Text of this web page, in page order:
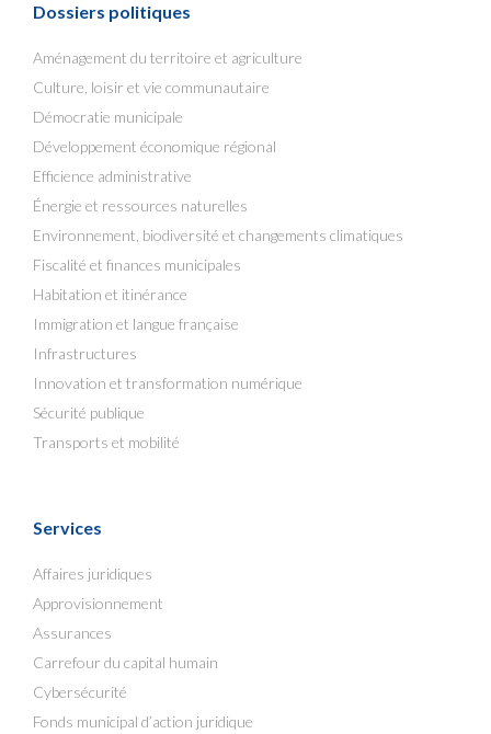
Dossiers politiques
Aménagement du territoire et agriculture
Culture, loisir et vie communautaire
Démocratie municipale
Développement économique régional
Efficience administrative
Énergie et ressources naturelles
Environnement, biodiversité et changements climatiques
Fiscalité et finances municipales
Habitation et itinérance
Immigration et langue française
Infrastructures
Innovation et transformation numérique
Sécurité publique
Transports et mobilité
Services
Affaires juridiques
Approvisionnement
Assurances
Carrefour du capital humain
Cybersécurité
Fonds municipal d’action juridique